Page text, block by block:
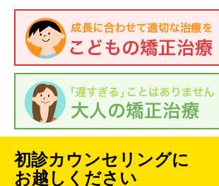
初診カウンセリングに
お越しください